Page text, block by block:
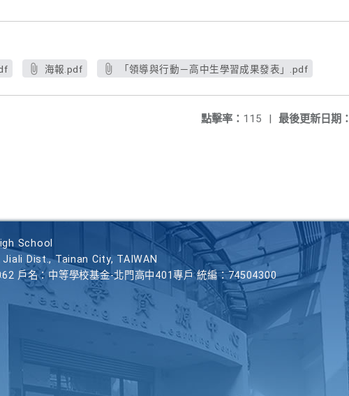
海報.pdf 「領導與行動－高中生學習成果發表」.pdf
最後更新日期：
點擊率： 115 |
School
Dist., Tainan City, TAIWAN
戶名：中等學校基金-北門高中401專戶 統編：74504300